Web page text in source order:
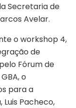
Secretaria de
Avelar.
o workshop 4,
de
Fórum de
o
para a
Pacheco,